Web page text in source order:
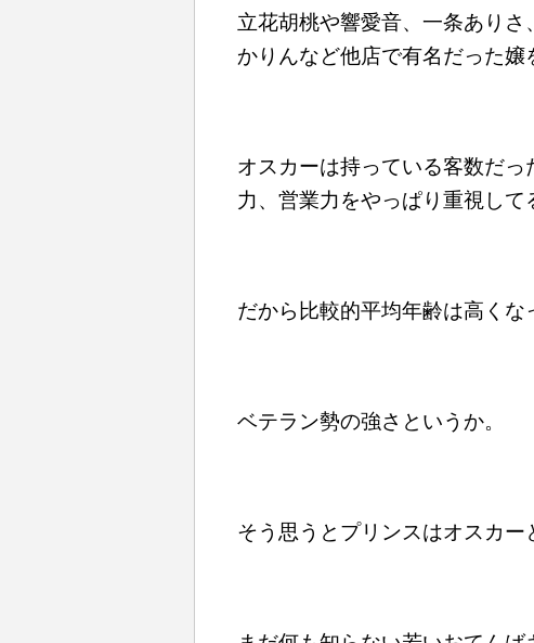
立花胡桃や響愛音、一条あり
かりんなど他店で有名だった嬢
オスカーは持っている客数だ
力、営業力をやっぱり重視して
だから比較的平均年齢は高くな
ベテラン勢の強さというか。
そう思うとプリンスはオスカー